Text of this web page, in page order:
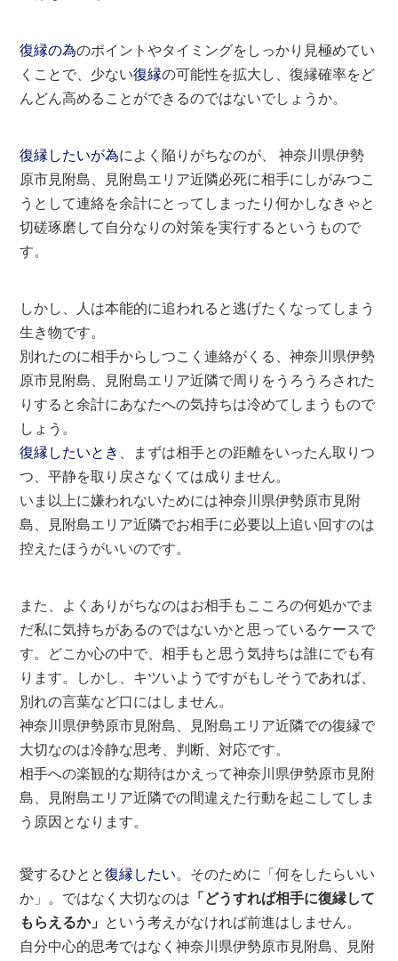
復縁の為のポイントやタイミングをしっかり見極めてい
くことで、少ない復縁の可能性を拡大し、復縁確率をど
んどん高めることができるのではないでしょうか。
復縁したいが為によく陥りがちなのが、 神奈川県伊勢
原市見附島、見附島エリア近隣必死に相手にしがみつこ
うとして連絡を余計にとってしまったり何かしなきゃと
切磋琢磨して自分なりの対策を実行するというもので
す。
しかし、人は本能的に追われると逃げたくなってしまう
生き物です。
別れたのに相手からしつこく連絡がくる、神奈川県伊勢
原市見附島、見附島エリア近隣で周りをうろうろされた
りすると余計にあなたへの気持ちは冷めてしまうもので
しょう。
復縁したいとき
、まずは相手との距離をいったん取りつ
つ、平静を取り戻さなくては成りません。
いま以上に嫌われないためには神奈川県伊勢原市見附
島、見附島エリア近隣でお相手に必要以上追い回すのは
控えたほうがいいのです。
また、よくありがちなのはお相手もこころの何処かでま
だ私に気持ちがあるのではないかと思っているケースで
す。どこか心の中で、相手もと思う気持ちは誰にでも有
ります。しかし、キツいようですがもしそうであれば、
別れの言葉など口にはしません。
神奈川県伊勢原市見附島、見附島エリア近隣での復縁で
大切なのは冷静な思考、判断、対応です。
相手への楽観的な期待はかえって神奈川県伊勢原市見附
島、見附島エリア近隣での間違えた行動を起こしてしま
う原因となります。
愛するひとと復縁したい。そのために「何をしたらいい
か」。ではなく大切なのは 「どうすれば相手に復縁して
もらえるか」 という考えがなければ前進はしません。
自分中心的思考ではなく神奈川県伊勢原市見附島、見附